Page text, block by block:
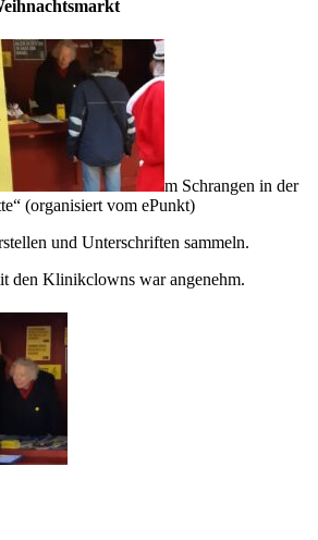
m Schrangen in der
(organisiert vom ePunkt)
und Unterschriften sammeln.
den Klinikclowns war angenehm.